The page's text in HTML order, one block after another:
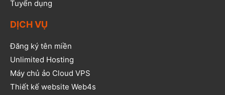
Tuyển dụng
DỊCH VỤ
Đăng ký tên miền
Unlimited Hosting
Máy chủ ảo Cloud VPS
Thiết kế website Web4s